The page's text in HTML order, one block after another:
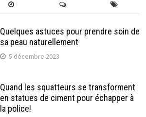
Quelques astuces pour prendre soin de
sa peau naturellement
5 décembre 2023
Quand les squatteurs se transforment
en statues de ciment pour échapper à
la police!